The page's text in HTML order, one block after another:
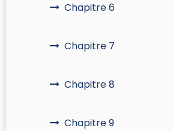
Chapitre 6
Chapitre 7
Chapitre 8
Chapitre 9